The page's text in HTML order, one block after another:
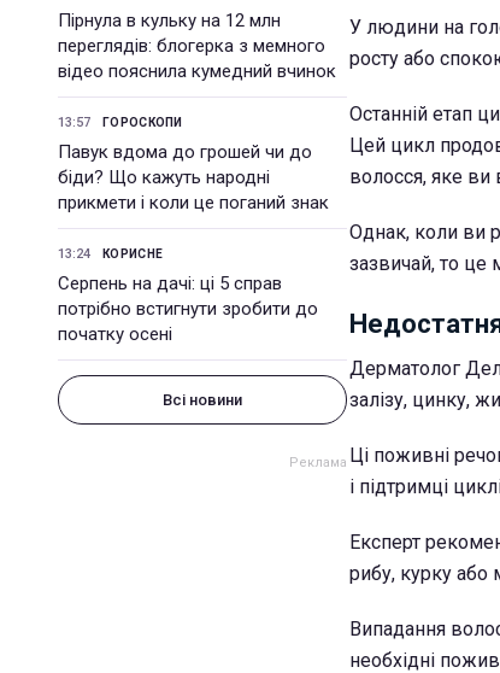
Пірнула в кульку на 12 млн
переглядів: блогерка з мемного
відео пояснила кумедний вчинок
13:57 ГОРОСКОПИ
Павук вдома до грошей чи до
біди? Що кажуть народні
прикмети і коли це поганий знак
13:24 КОРИСНЕ
Серпень на дачі: ці 5 справ
потрібно встигнути зробити до
початку осені
Всі новини
У людини на
росту або
Останній етап
Цей цикл
волосся, яке ви
Однак, коли ви
зазвичай, то
Дерматолог
залізу, цинку,
Ці поживні
і підтримці
Експерт
рибу, курку або
Випадання
необхідні